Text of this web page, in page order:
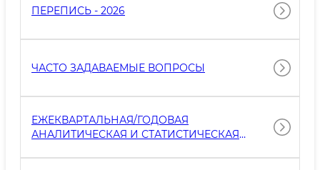
ПЕРЕПИСЬ - 2026
ЧАСТО ЗАДАВАЕМЫЕ ВОПРОСЫ
ЕЖЕКВАРТАЛЬНАЯ/ГОДОВАЯ
АНАЛИТИЧЕСКАЯ И СТАТИСТИЧЕСКАЯ
ОРГАНИЗАЦИИ